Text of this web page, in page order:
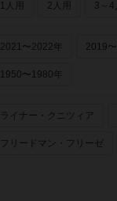
1人用 2人用 3～4
2021〜2022年 2019
1950〜1980年
ライナー・クニツィア
フリードマン・フリーゼ